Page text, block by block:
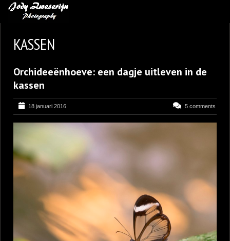
BLOG
LEREN VAN KUNST
BENCE MATE FOTOHUTTEN
OVER MIJ
KASSEN
Orchideeënhoeve: een dagje uitleven in de
kassen
18 januari 2016 5 comments